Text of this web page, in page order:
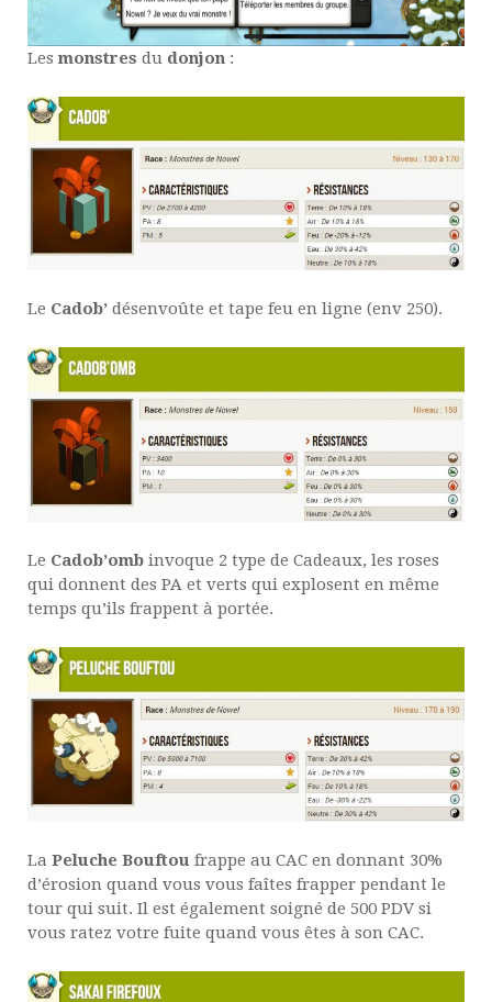
Lesmonstres du donjon :
Le Cadob’ désenvoûte et tape feu en ligne (env 250).
Le Cadob’omb invoque 2 type de Cadeaux, les roses
qui donnent des PA et verts qui explosent en même
temps qu’ils frappent à portée.
La Peluche Bouftou frappe au CAC en donnant 30%
d’érosion quand vous vous faîtes frapper pendant le
tour qui suit. Il est également soigné de 500 PDV si
vous ratez votre fuite quand vous êtes à son CAC.